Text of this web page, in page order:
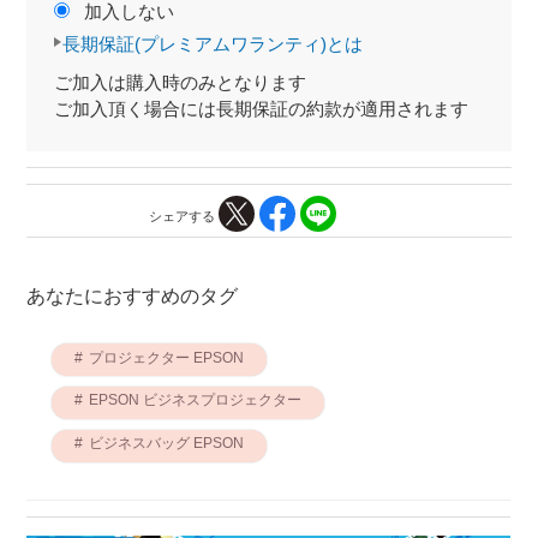
加入しない
長期保証(プレミアムワランティ)とは
ご加入は購入時のみとなります
ご加入頂く場合には長期保証の約款が適用されます
シェアする
あなたにおすすめのタグ
プロジェクター EPSON
EPSON ビジネスプロジェクター
ビジネスバッグ EPSON